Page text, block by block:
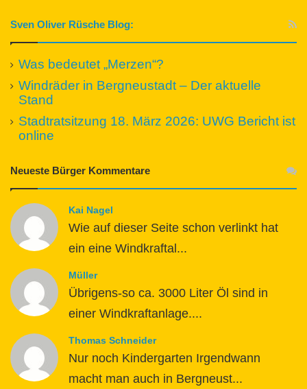
Sven Oliver Rüsche Blog:
Was bedeutet „Merzen“?
Windräder in Bergneustadt – Der aktuelle
Stand
Stadtratsitzung 18. März 2026: UWG Bericht ist
online
Neueste Bürger Kommentare
Kai Nagel
Wie auf dieser Seite schon verlinkt hat
ein eine Windkraftal...
Müller
Übrigens-so ca. 3000 Liter Öl sind in
einer Windkraftanlage....
Thomas Schneider
Nur noch Kindergarten Irgendwann
macht man auch in Bergneust...